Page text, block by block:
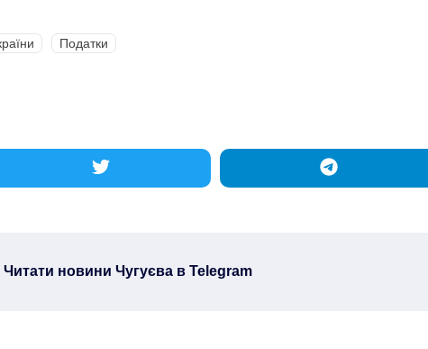
Податки
Читати новини Чугуєва в Telegram